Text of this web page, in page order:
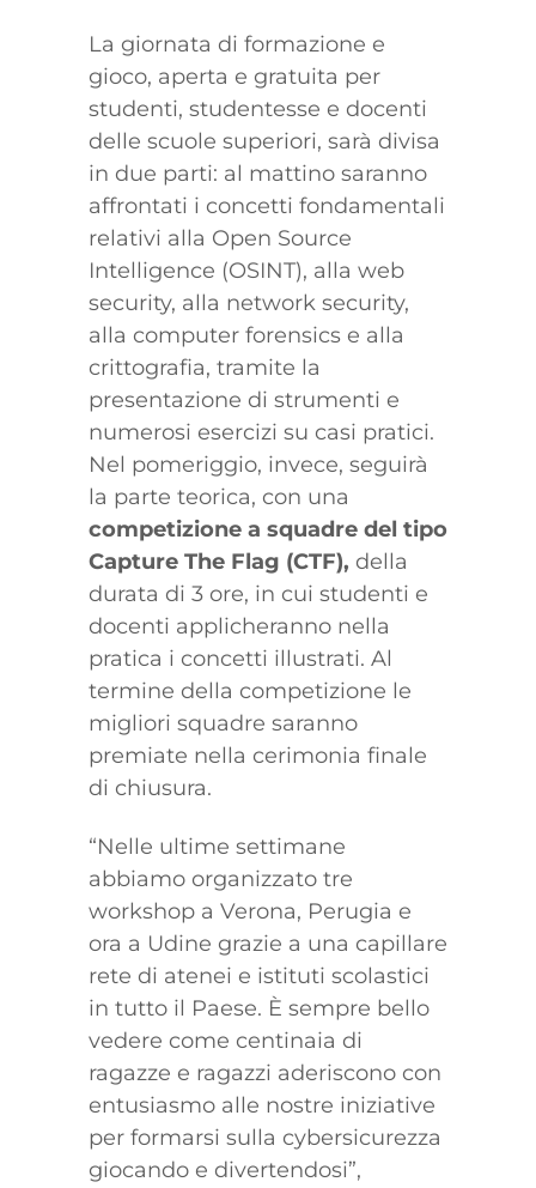
La giornata di formazione e
gioco, aperta e gratuita per
studenti, studentesse e docenti
delle scuole superiori, sarà divisa
in due parti: al mattino saranno
affrontati i concetti fondamentali
relativi alla Open Source
Intelligence (OSINT), alla web
security, alla network security,
alla computer forensics e alla
crittografia, tramite la
presentazione di strumenti e
numerosi esercizi su casi pratici.
Nel pomeriggio, invece, seguirà
la parte teorica, con una
competizione a squadre del tipo
Capture The Flag (CTF), della
durata di 3 ore, in cui studenti e
docenti applicheranno nella
pratica i concetti illustrati. Al
termine della competizione le
migliori squadre saranno
premiate nella cerimonia finale
di chiusura.
“Nelle ultime settimane
abbiamo organizzato tre
workshop a Verona, Perugia e
ora a Udine grazie a una capillare
rete di atenei e istituti scolastici
in tutto il Paese. È sempre bello
vedere come centinaia di
ragazze e ragazzi aderiscono con
entusiasmo alle nostre iniziative
per formarsi sulla cybersicurezza
giocando e divertendosi”,